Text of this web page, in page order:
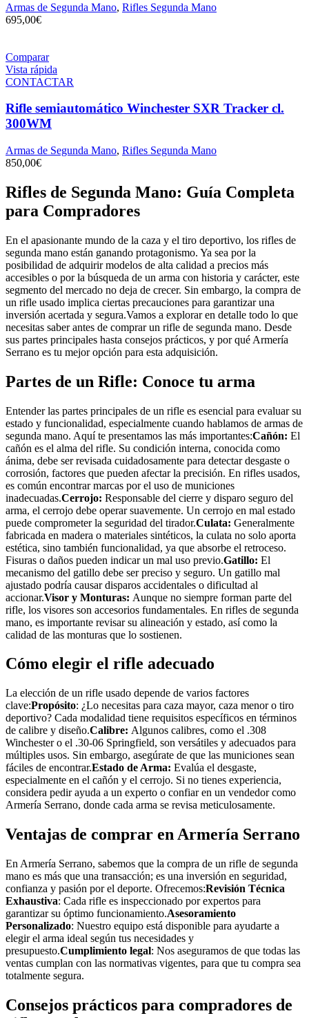
Armas de Segunda Mano, Rifles Segunda Mano
695,00€
Comparar
Vista rápida
CONTACTAR
Rifle semiautomático Winchester SXR Tracker cl.
300WM
Armas de Segunda Mano, Rifles Segunda Mano
850,00€
Rifles de Segunda Mano: Guía Completa
para Compradores
En el apasionante mundo de la caza y el tiro deportivo, los rifles de
segunda mano están ganando protagonismo. Ya sea por la
posibilidad de adquirir modelos de alta calidad a precios más
accesibles o por la búsqueda de un arma con historia y carácter, este
segmento del mercado no deja de crecer. Sin embargo, la compra de
un rifle usado implica ciertas precauciones para garantizar una
inversión acertada y segura.Vamos a explorar en detalle todo lo que
necesitas saber antes de comprar un rifle de segunda mano. Desde
sus partes principales hasta consejos prácticos, y por qué Armería
Serrano es tu mejor opción para esta adquisición.
Partes de un Rifle: Conoce tu arma
Entender las partes principales de un rifle es esencial para evaluar su
estado y funcionalidad, especialmente cuando hablamos de armas de
segunda mano. Aquí te presentamos las más importantes:Cañón: El
cañón es el alma del rifle. Su condición interna, conocida como
ánima, debe ser revisada cuidadosamente para detectar desgaste o
corrosión, factores que pueden afectar la precisión. En rifles usados,
es común encontrar marcas por el uso de municiones
inadecuadas.Cerrojo: Responsable del cierre y disparo seguro del
arma, el cerrojo debe operar suavemente. Un cerrojo en mal estado
puede comprometer la seguridad del tirador.Culata: Generalmente
fabricada en madera o materiales sintéticos, la culata no solo aporta
estética, sino también funcionalidad, ya que absorbe el retroceso.
Fisuras o daños pueden indicar un mal uso previo.Gatillo: El
mecanismo del gatillo debe ser preciso y seguro. Un gatillo mal
ajustado podría causar disparos accidentales o dificultad al
accionar.Visor y Monturas: Aunque no siempre forman parte del
rifle, los visores son accesorios fundamentales. En rifles de segunda
mano, es importante revisar su alineación y estado, así como la
calidad de las monturas que lo sostienen.
Cómo elegir el rifle adecuado
La elección de un rifle usado depende de varios factores
clave:Propósito: ¿Lo necesitas para caza mayor, caza menor o tiro
deportivo? Cada modalidad tiene requisitos específicos en términos
de calibre y diseño.Calibre: Algunos calibres, como el .308
Winchester o el .30-06 Springfield, son versátiles y adecuados para
múltiples usos. Sin embargo, asegúrate de que las municiones sean
fáciles de encontrar.Estado de Arma: Evalúa el desgaste,
especialmente en el cañón y el cerrojo. Si no tienes experiencia,
considera pedir ayuda a un experto o confiar en un vendedor como
Armería Serrano, donde cada arma se revisa meticulosamente.
Ventajas de comprar en Armería Serrano
En Armería Serrano, sabemos que la compra de un rifle de segunda
mano es más que una transacción; es una inversión en seguridad,
confianza y pasión por el deporte. Ofrecemos:Revisión Técnica
Exhaustiva: Cada rifle es inspeccionado por expertos para
garantizar su óptimo funcionamiento.Asesoramiento
Personalizado: Nuestro equipo está disponible para ayudarte a
elegir el arma ideal según tus necesidades y
presupuesto.Cumplimiento legal: Nos aseguramos de que todas las
ventas cumplan con las normativas vigentes, para que tu compra sea
totalmente segura.
Consejos prácticos para compradores de